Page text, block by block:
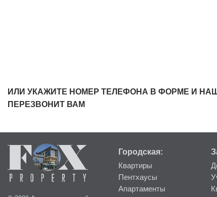
ИЛИ УКАЖИТЕ НОМЕР ТЕЛЕФОНА В ФОРМЕ И
ПЕРЕЗВОНИТ ВАМ
Городская:
Квартиры
Пентхаусы
Апартаменты